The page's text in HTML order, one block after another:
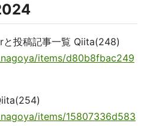
投稿記事一覧 Qiita(248)
items/d80b8fbac249
items/15807336d583